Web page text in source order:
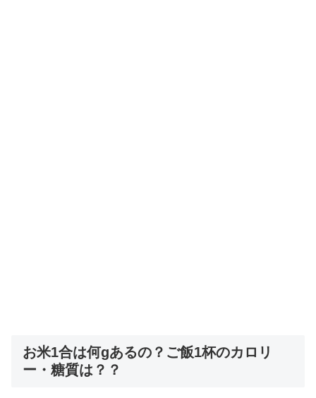
お米1合は何gあるの？ご飯1杯のカロリ
ー・糖質は？？